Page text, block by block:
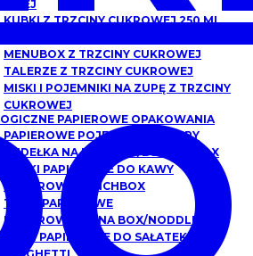
KUBKI Z TRZCINY CUKROWEJ 250 ML,
MENUBOX Z TRZCINY CUKROWEJ
TALERZE Z TRZCINY CUKROWEJ
MISKI I POJEMNIKI NA ZUPĘ Z TRZCINY
CUKROWEJ
PAPIEROWE OPAKOWANIA
PAPIEROWE POJEMNIKI DO ZUPY
PUDEŁKA NA BURGERY/BURGER BOX
KUBKI PAPIEROWE DO KAWY
PAPIEROWE LUNCHBOX
TACKI PAPIEROWE
PAPIEROWE CHINA BOX/NODDLEBOX
MISKI PAPIEROWE DO SAŁATEK,
SPAGHETTI